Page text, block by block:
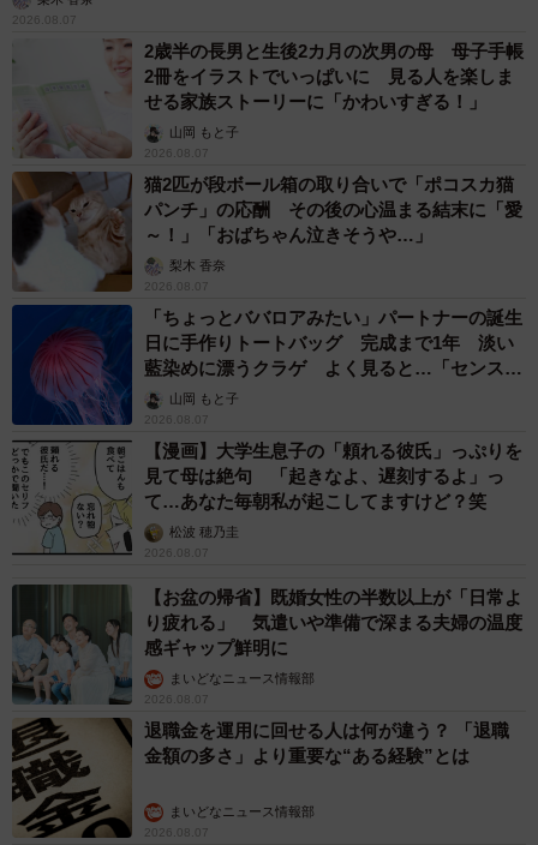
2026.08.07
2歳半の長男と生後2カ月の次男の母 母子手帳
2冊をイラストでいっぱいに 見る人を楽しま
せる家族ストーリーに「かわいすぎる！」
山岡 もと子
2026.08.07
猫2匹が段ボール箱の取り合いで「ポコスカ猫
パンチ」の応酬 その後の心温まる結末に「愛
～！」「おばちゃん泣きそうや…」
梨木 香奈
2026.08.07
「ちょっとババロアみたい」パートナーの誕生
日に手作りトートバッグ 完成まで1年 淡い
藍染めに漂うクラゲ よく見ると…「センスす
ごい」山岡 もと子
2026.08.07
【漫画】大学生息子の「頼れる彼氏」っぷりを
見て母は絶句 「起きなよ、遅刻するよ」っ
て…あなた毎朝私が起こしてますけど？笑
松波 穂乃圭
2026.08.07
【お盆の帰省】既婚女性の半数以上が「日常よ
り疲れる」 気遣いや準備で深まる夫婦の温度
感ギャップ鮮明に
まいどなニュース情報部
2026.08.07
退職金を運用に回せる人は何が違う？ 「退職
金額の多さ」より重要な“ある経験”とは
まいどなニュース情報部
2026.08.07